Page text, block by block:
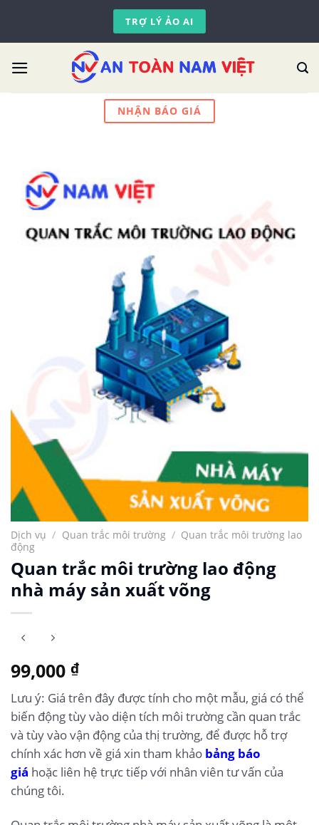
content
TRỢ LÝ ẢO AI
NHẬN BÁO GIÁ
Dịch vụ / Quan trắc môi trường / Quan trắc môi trường lao
động
Quan trắc môi trường lao động
nhà máy sản xuất võng
99,000 ₫
Lưu ý: Giá trên đây được tính cho một mẫu, giá có thể
biến động tùy vào diện tích môi trường cần quan trắc
và tùy vào vận động của thị trường, để được hỗ trợ
chính xác hơn về giá xin tham khảo bảng báo
giá hoặc liên hệ trực tiếp với nhân viên tư vấn của
chúng tôi.